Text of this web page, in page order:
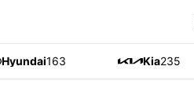
Hyundai163 Kia235